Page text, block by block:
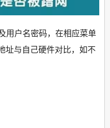
用户名密码，在相应菜单
址与自己硬件对比，如不